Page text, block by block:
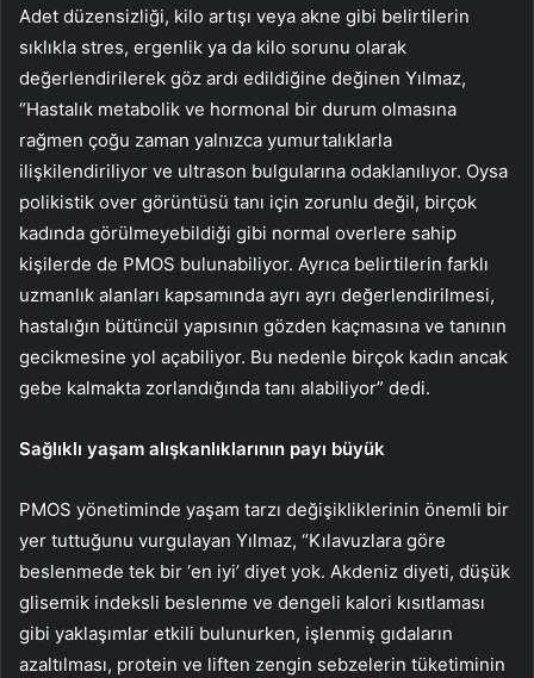
Adet düzensizliği, kilo artışı veya akne gibi belirtilerin
sıklıkla stres, ergenlik ya da kilo sorunu olarak
değerlendirilerek göz ardı edildiğine değinen Yılmaz,
“Hastalık metabolik ve hormonal bir durum olmasına
rağmen çoğu zaman yalnızca yumurtalıklarla
ilişkilendiriliyor ve ultrason bulgularına odaklanılıyor. Oysa
polikistik over görüntüsü tanı için zorunlu değil, birçok
kadında görülmeyebildiği gibi normal overlere sahip
kişilerde de PMOS bulunabiliyor. Ayrıca belirtilerin farklı
uzmanlık alanları kapsamında ayrı ayrı değerlendirilmesi,
hastalığın bütüncül yapısının gözden kaçmasına ve tanının
gecikmesine yol açabiliyor. Bu nedenle birçok kadın ancak
gebe kalmakta zorlandığında tanı alabiliyor” dedi.
Sağlıklı yaşam alışkanlıklarının payı büyük
PMOS yönetiminde yaşam tarzı değişikliklerinin önemli bir
yer tuttuğunu vurgulayan Yılmaz, “Kılavuzlara göre
beslenmede tek bir ‘en iyi’ diyet yok. Akdeniz diyeti, düşük
glisemik indeksli beslenme ve dengeli kalori kısıtlaması
gibi yaklaşımlar etkili bulunurken, işlenmiş gıdaların
azaltılması, protein ve liften zengin sebzelerin tüketiminin